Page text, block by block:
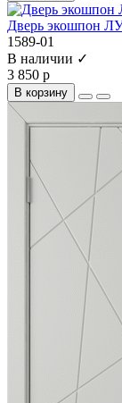
Дверь экошпон
1589-01
В наличии ✓
3 850 р
В корзину